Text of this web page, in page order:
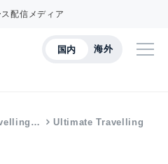
配信メディア
国内 海外
Ultimate Travelling